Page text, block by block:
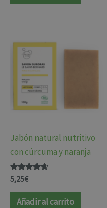
Jabón natural nutritivo
con cúrcuma y naranja
Valorado
con
4.45
de 5
5,25€
Añadir al carrito